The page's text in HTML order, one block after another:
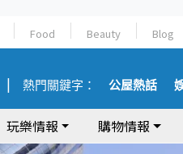
Food Beauty Blog
熱門關鍵字： 公屋熱話
玩樂情報 購物情報